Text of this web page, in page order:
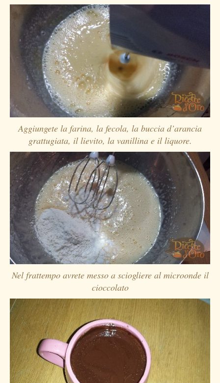
Aggiungete la farina, la fecola, la buccia d’arancia
grattugiata, il lievito, la vanillina e il liquore.
Nel frattempo avrete messo a sciogliere al microonde il
cioccolato